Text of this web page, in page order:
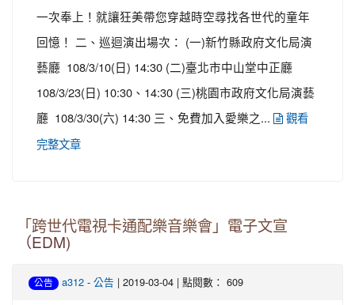
一次奉上！就讓狂美帶您穿越時空尋找各世代的童年
回憶！ 二、巡迴演出場次： (一)新竹縣政府文化局演
藝廳 108/3/10(日) 14:30 (二)臺北市中山堂中正廳
108/3/23(日) 10:30、14:30 (三)桃園市政府文化局演藝
廳 108/3/30(六) 14:30 三、免費加入愛樂之...
觀看
完整文章
「跨世代電視卡通配樂音樂會」電子文宣
（EDM)
公告 a312 - 公告 | 2019-03-04 | 點閱數： 609